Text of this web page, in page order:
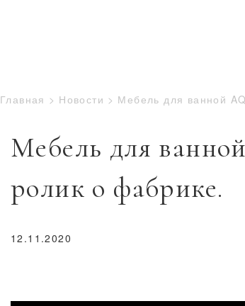
Главная Новости Мебель для ванной
Мебель для
ролик о фабрике.
12.11.2020